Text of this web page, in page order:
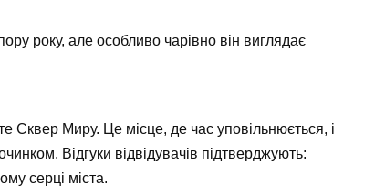
року, але особливо чарівно він виглядає
Сквер Миру. Це місце, де час уповільнюється, і
Відгуки відвідувачів підтверджують:
серці міста.